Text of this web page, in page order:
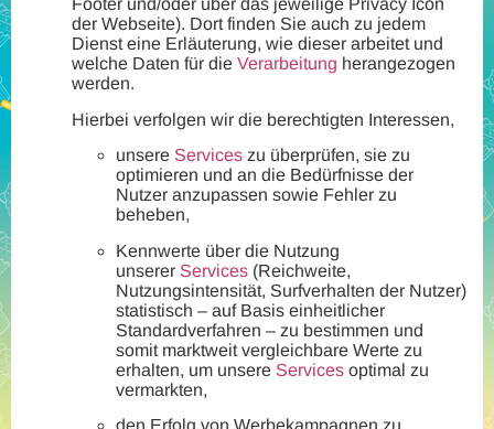
Footer und/oder über das jeweilige Privacy Icon
der Webseite). Dort finden Sie auch zu jedem
Dienst eine Erläuterung, wie dieser arbeitet und
welche Daten für die Verarbeitung herangezogen
werden.
Hierbei verfolgen wir die berechtigten Interessen,
unsere Services zu überprüfen, sie zu
optimieren und an die Bedürfnisse der
Nutzer anzupassen sowie Fehler zu
beheben,
Kennwerte über die Nutzung
unserer Services (Reichweite,
Nutzungsintensität, Surfverhalten der Nutzer)
statistisch – auf Basis einheitlicher
Standardverfahren – zu bestimmen und
somit marktweit vergleichbare Werte zu
erhalten, um unsere Services optimal zu
vermarkten,
den Erfolg von Werbekampagnen zu